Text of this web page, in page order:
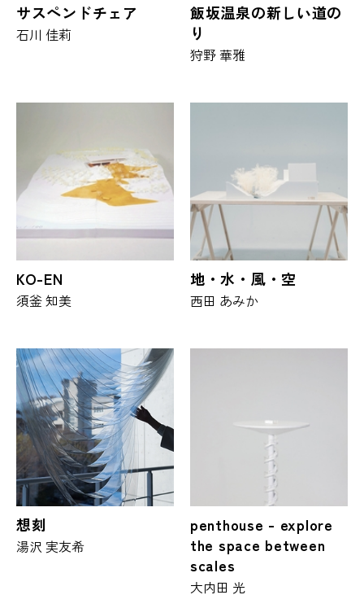
サスペンドチェア
石川 佳莉
飯坂温泉の新しい道の
り
狩野 華雅
KO-EN
須釜 知美
地・水・風・空
西田 あみか
想刻
湯沢 実友希
penthouse - explore
the space between
scales
大内田 光